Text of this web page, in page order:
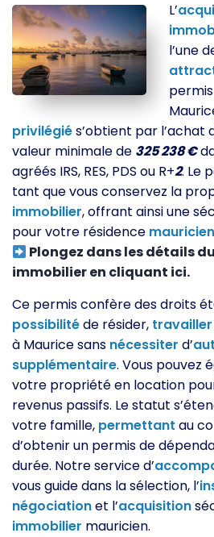
L’
l’une
privilégiés’obtient par l’achat
valeur minimale de 325 238 €
agréés IRS, RES, PDS ou R+2. Le
tant que vous conservez la
immobilier, offrant ainsi une
pour votre résidence
Plongez dans les détails
immobilier en cliquant ici.
Ce permis confère des droits
possibilitéde résider, travailler
à Maurice sans nécessiter d’
supplémentaire. Vous pouvez
votre propriété en location
revenus passifs. Le statut
votre famille, permettant au
d’obtenir un permis de
durée. Notre service d’
vous guide dans la sélection, l’
négociationet l’acquisition
immobilier mauricien.